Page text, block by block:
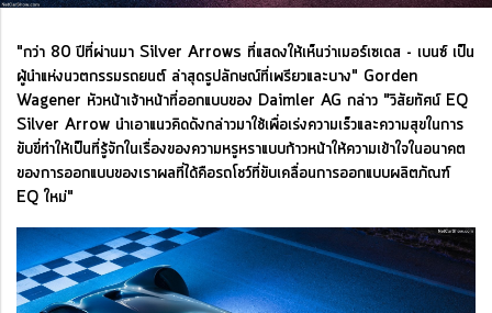
"กว่า 80 ปีที่ผ่านมา Silver Arrows ที่แสดงให้เห็นว่าเมอร์เซเดส - เบนซ์ เป็น
ผู้นำแห่งนวตกรรมรถยนต์ ล่าสุดรูปลักษณ์ที่เพรียวและบาง" Gorden
Wagener หัวหน้าเจ้าหน้าที่ออกแบบของ Daimler AG กล่าว "วิสัยทัศน์ EQ
Silver Arrow นำเอาแนวคิดดังกล่าวมาใช้เพื่อเร่งความเร็วและความสุขในการ
ขับขี่ทำให้เป็นที่รู้จักในเรื่องของความหรูหราแบบก้าวหน้าให้ความเข้าใจในอนาคต
ของการออกแบบของเราผลที่ได้คือรถโชว์ที่ขับเคลื่อนการออกแบบผลิตภัณฑ์
EQ ใหม่"